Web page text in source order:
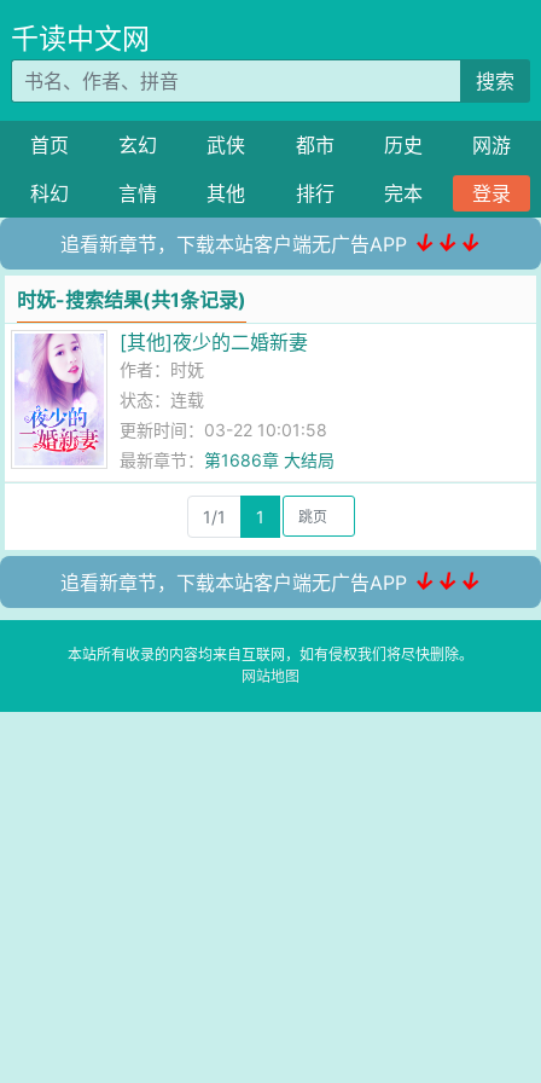
千读中文网
搜索
首页 玄幻 武侠 都市 历史
网游
科幻
言情 其他 排行 完本 登录
追看新章节，下载本站客户端无广告APP ↓↓↓
时妩-搜索结果(共1条记录)
[其他]夜少的二婚新妻
作者： 时妩
状态：连载
更新时间：03-22 10:01:58
最新章节：第1686章 大结局
1/1 1
追看新章节，下载本站客户端无广告APP ↓↓↓
本站所有收录的内容均来自互联网，如有侵权我们将尽快删除。
网站地图